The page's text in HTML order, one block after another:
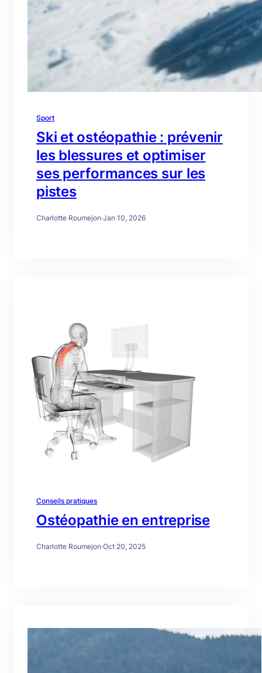
Sport
Ski et ostéopathie : prévenir
les blessures et optimiser
ses performances sur les
pistes
Charlotte Roumejon·Jan 10, 2026
Conseils pratiques
Ostéopathie en entreprise
Charlotte Roumejon·Oct 20, 2025